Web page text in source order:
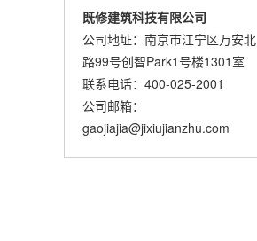
既修建筑科技有限公司
公司地址：南京市江宁区万安北
路99号创智Park1号楼1301室
联系电话：400-025-2001
公司邮箱：
gaojiajia@jixiujianzhu.com